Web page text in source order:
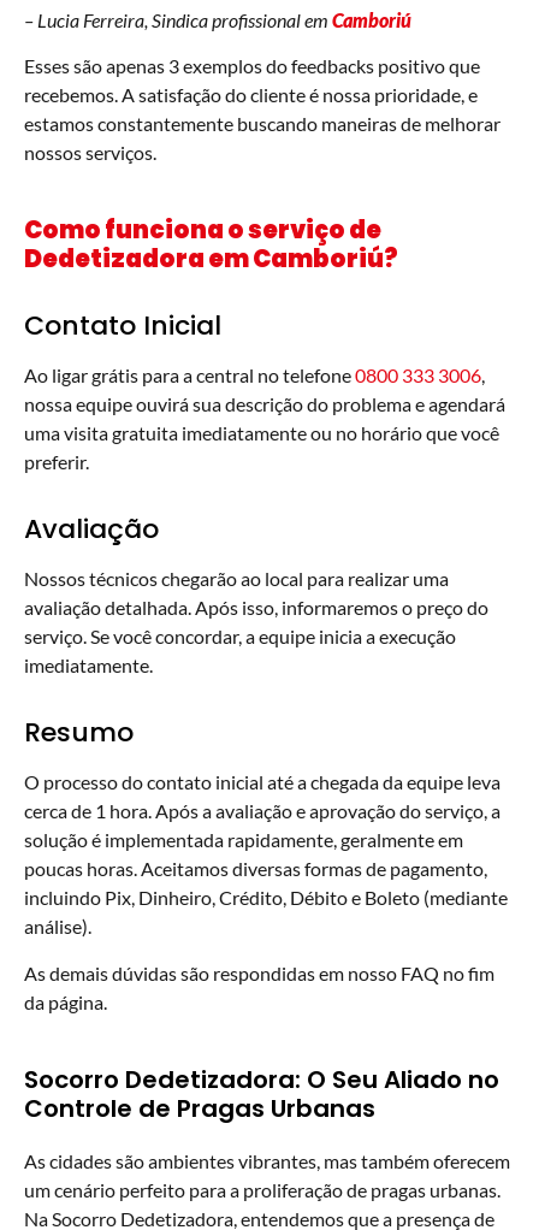
– Lucia Ferreira, Sindica profissional em Camboriú
Esses são apenas 3 exemplos do feedbacks positivo que
recebemos. A satisfação do cliente é nossa prioridade, e
estamos constantemente buscando maneiras de melhorar
nossos serviços.
Como funciona o serviço de
Dedetizadora em Camboriú?
Contato Inicial
Ao ligar grátis para a central no telefone0800 333 3006,
nossa equipe ouvirá sua descrição do problema e agendará
uma visita gratuita imediatamente ou no horário que você
preferir.
Avaliação
Nossos técnicos chegarão ao local para realizar uma
avaliação detalhada. Após isso, informaremos o preço do
serviço. Se você concordar, a equipe inicia a execução
imediatamente.
Resumo
O processo do contato inicial até a chegada da equipe leva
cerca de 1 hora. Após a avaliação e aprovação do serviço, a
solução é implementada rapidamente, geralmente em
poucas horas. Aceitamos diversas formas de pagamento,
incluindo Pix, Dinheiro, Crédito, Débito e Boleto (mediante
análise).
As demais dúvidas são respondidas em nosso FAQ no fim
da página.
Socorro Dedetizadora: O Seu Aliado no
Controle de Pragas Urbanas
As cidades são ambientes vibrantes, mas também oferecem
um cenário perfeito para a proliferação de pragas urbanas.
Na Socorro Dedetizadora, entendemos que a presença de